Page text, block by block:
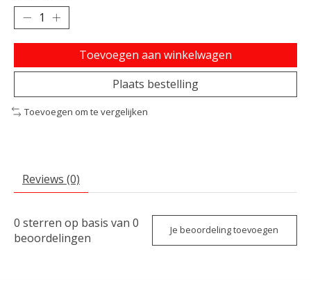
Toevoegen aan winkelwagen
Plaats bestelling
Toevoegen om te vergelijken
Reviews (0)
0 sterren op basis van 0
beoordelingen
Je beoordeling toevoegen